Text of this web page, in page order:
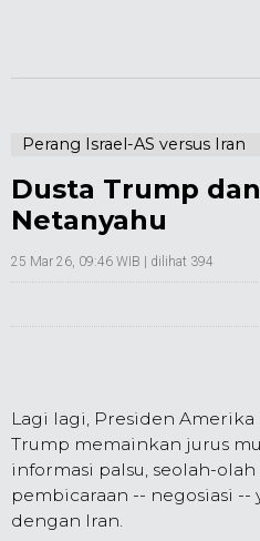
Perang Israel-AS versus Iran
Dusta Trump
Netanyahu
25 Mar 26, 09:46 WIB | dilihat 394
Lagi lagi, Presiden Amerika
Trump memainkan jurus
informasi palsu, seolah-
pembicaraan -- negosiasi
dengan Iran.